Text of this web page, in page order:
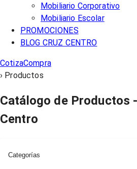
Mobiliario Corporativo
Mobiliario Escolar
PROMOCIONES
BLOG CRUZ CENTRO
CotizaCompra
› Productos
Catálogo de Productos
Centro
Categorías